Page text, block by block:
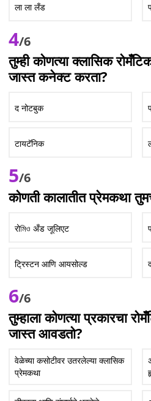
ला ला लँड
4/6
तुम्ही कोणत्या क्लासिक
जास्त कनेक्ट करता?
द नोटबुक
टायटॅनिक
5/6
कोणती कालातीत प्रेमकथा
रोমিও अँड जूलिएट
ट्रिस्टन आणि आयसोल्ड
6/6
तुम्हाला कोणत्या प्रकारचा
जास्त आवडतो?
वेळेच्या कसोटीवर उतरलेल्या क्लासिक
प्रेमकथा